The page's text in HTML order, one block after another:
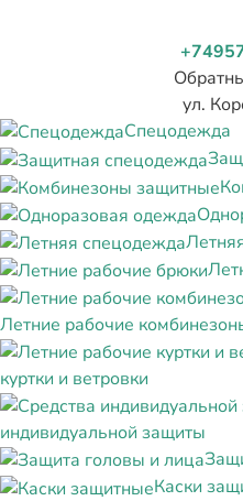
ул.
Спецодежда
Летние рабочие
куртки и ветровки
индивидуальной защиты
Каски